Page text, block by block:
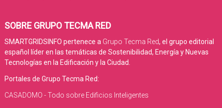
SOBRE GRUPO TECMA RED
SMARTGRIDSINFO pertenece a Grupo Tecma Red, el grupo editorial
español líder en las temáticas de Sostenibilidad, Energía y Nuevas
Tecnologías en la Edificación y la Ciudad.
Portales de Grupo Tecma Red:
CASADOMO - Todo sobre Edificios Inteligentes